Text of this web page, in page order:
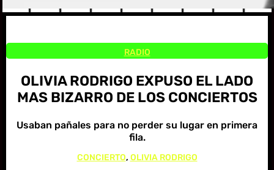
RADIO
OLIVIA RODRIGO EXPUSO EL LADO
MAS BIZARRO DE LOS CONCIERTOS
Usaban pañales para no perder su lugar en primera
fila.
CONCIERTO, OLIVIA RODRIGO